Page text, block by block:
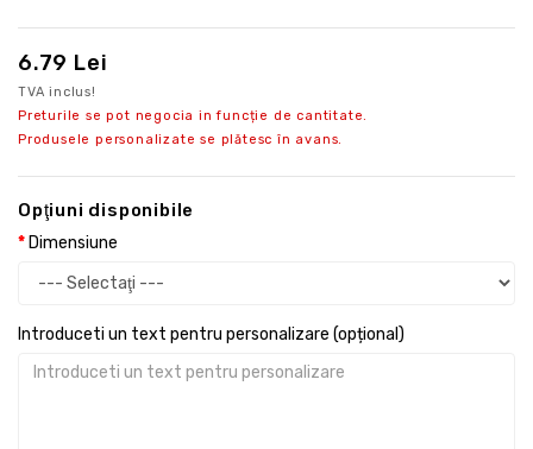
6.79 Lei
TVA inclus!
Preturile se pot negocia in funcție de cantitate.
Produsele personalizate se plătesc în avans.
Opţiuni disponibile
Dimensiune
Introduceti un text pentru personalizare (opțional)